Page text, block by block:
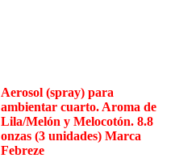
Aerosol (spray) para
ambientar cuarto. Aroma de
Lila/Melón y Melocotón. 8.8
onzas (3 unidades) Marca
Febreze